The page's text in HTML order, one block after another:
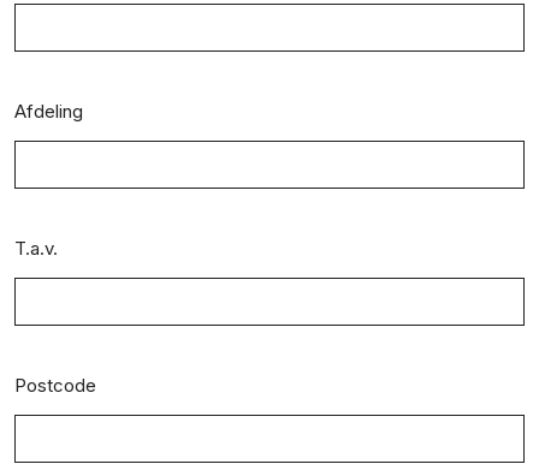
Afdeling
T.a.v.
Postcode